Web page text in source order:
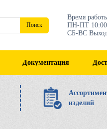
Поиск
Время
ПН-ПТ
СБ-ВС
Документация
изделий